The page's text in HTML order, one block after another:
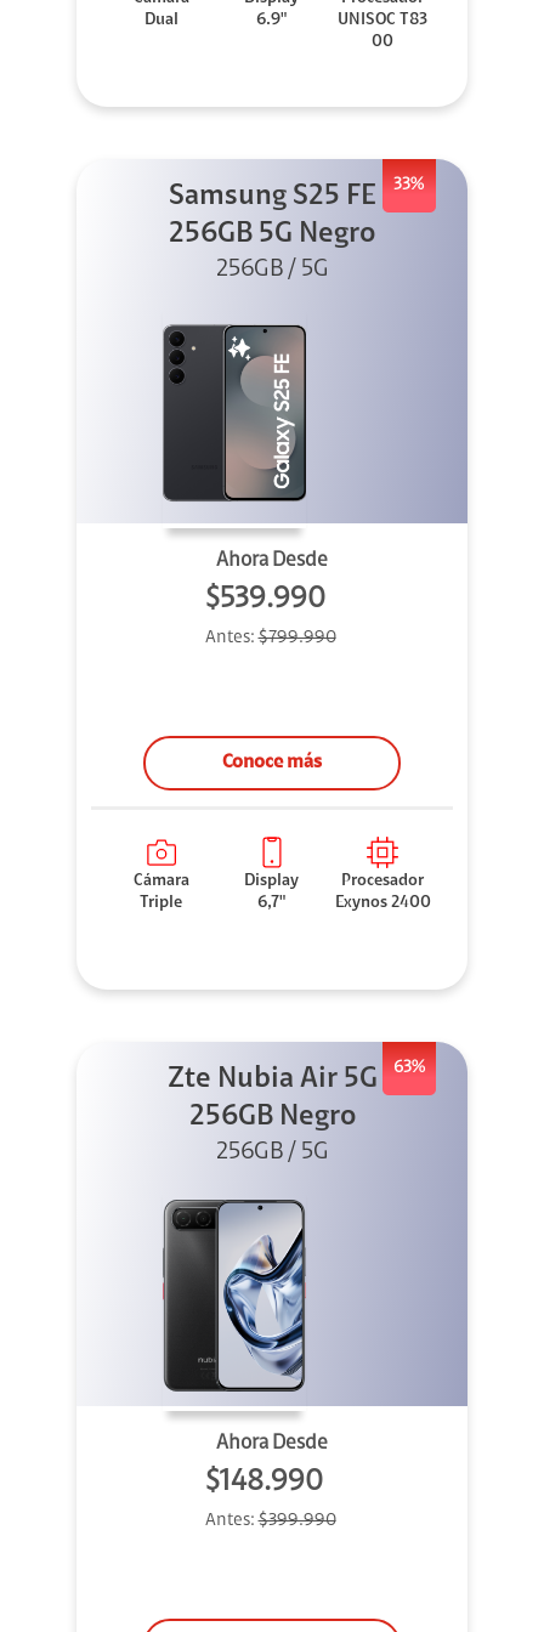
Dual
6.9"
UNISOC T83
00
33%
Samsung S25 FE
256GB 5G Negro
256GB / 5G
Ahora Desde
$539.990
Antes:$799.990
Conoce más
Cámara
Triple
Display
6,7"
Procesador
Exynos 2400
63%
Zte Nubia Air 5G
256GB Negro
256GB / 5G
Ahora Desde
$148.990
Antes:$399.990